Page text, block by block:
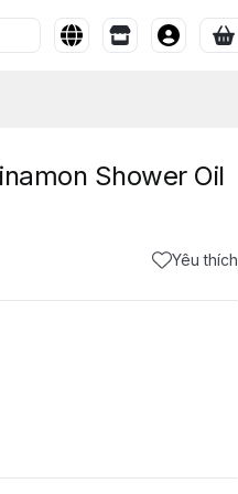
Shower Oil
Yêu thích